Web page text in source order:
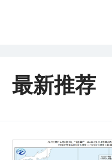
最新推荐